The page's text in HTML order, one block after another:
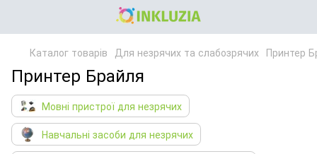
Каталог товарів Для незрячих та слабозрячих Принтер
Принтер Брайля
Мовні пристрої для незрячих
Навчальні засоби для незрячих